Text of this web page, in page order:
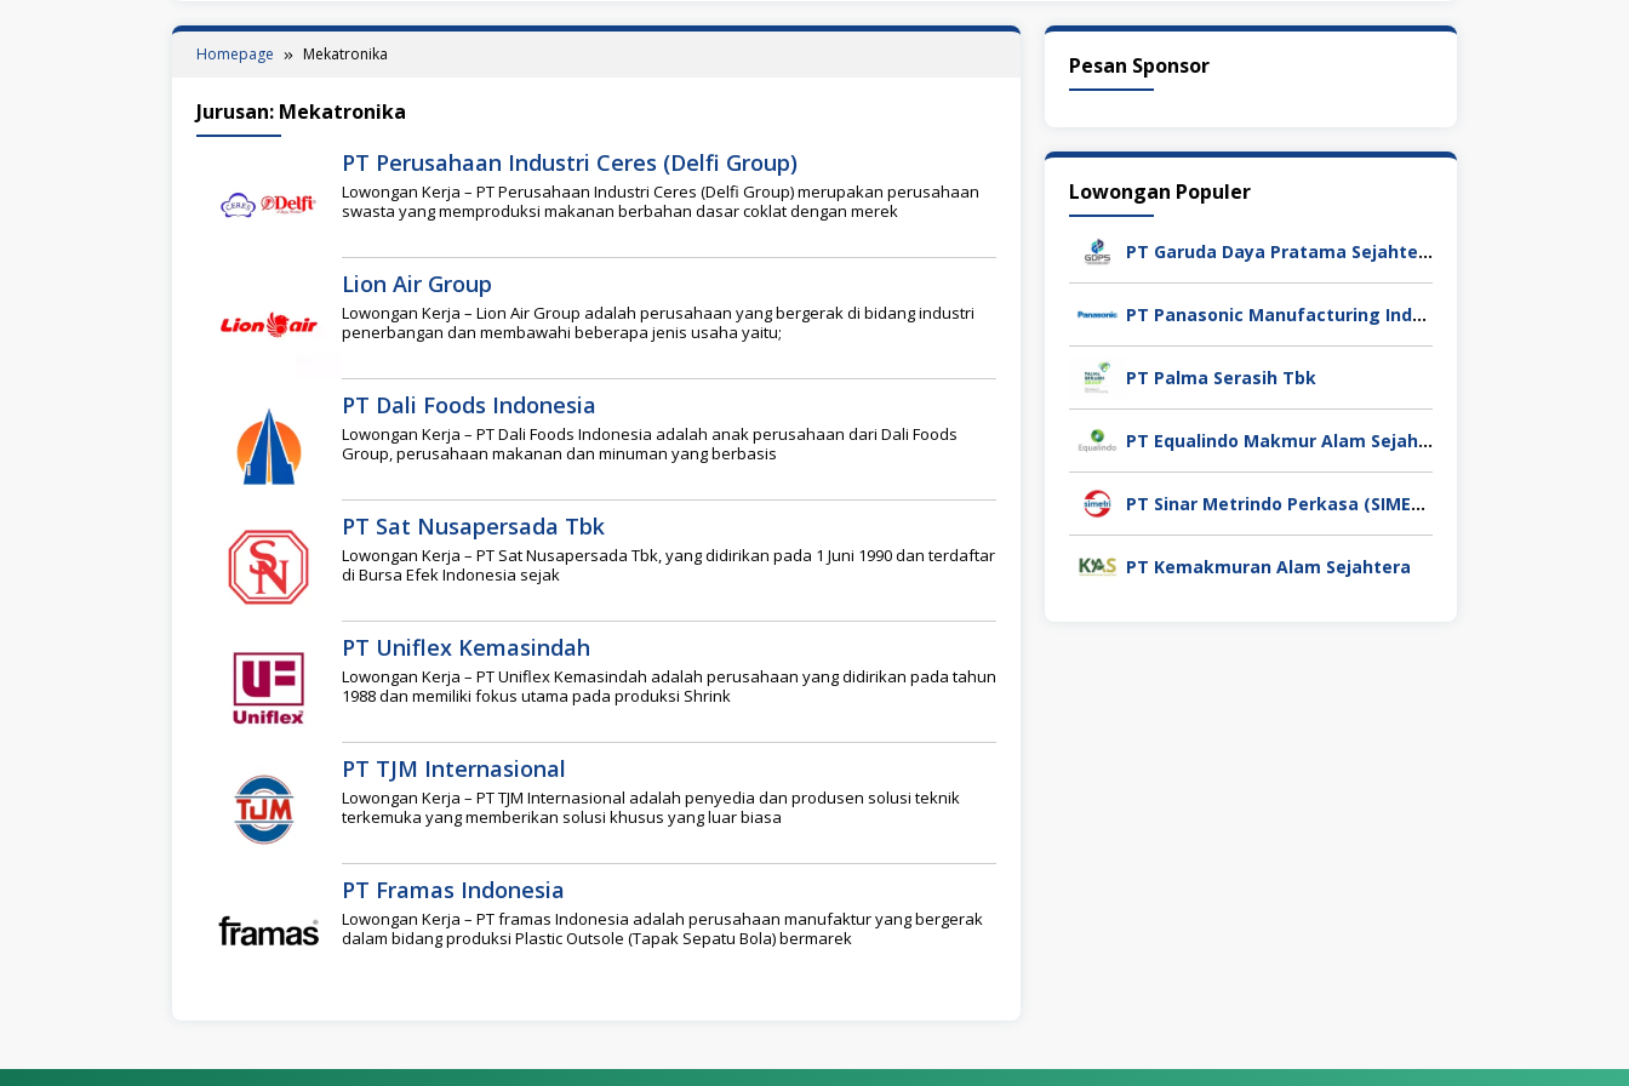
Homepage Mekatronika
Jurusan: Mekatronika
PT Perusahaan Industri Ceres (Delfi Group)
Lowongan Kerja – PT Perusahaan Industri Ceres (Delfi Group) merupakan perusahaan
swasta yang memproduksi makanan berbahan dasar coklat dengan merek
Lion Air Group
Lowongan Kerja – Lion Air Group adalah perusahaan yang bergerak di bidang industri
penerbangan dan membawahi beberapa jenis usaha yaitu;
PT Dali Foods Indonesia
Lowongan Kerja – PT Dali Foods Indonesia adalah anak perusahaan dari Dali Foods
Group, perusahaan makanan dan minuman yang berbasis
PT Sat Nusapersada Tbk
Lowongan Kerja – PT Sat Nusapersada Tbk, yang didirikan pada 1 Juni 1990 dan terdaftar
di Bursa Efek Indonesia sejak
PT Uniflex Kemasindah
Lowongan Kerja – PT Uniflex Kemasindah adalah perusahaan yang didirikan pada tahun
1988 dan memiliki fokus utama pada produksi Shrink
PT TJM Internasional
Lowongan Kerja – PT TJM Internasional adalah penyedia dan produsen solusi teknik
terkemuka yang memberikan solusi khusus yang luar biasa
PT Framas Indonesia
Lowongan Kerja – PT framas Indonesia adalah perusahaan manufaktur yang bergerak
dalam bidang produksi Plastic Outsole (Tapak Sepatu Bola) bermarek
Pesan Sponsor
Lowongan Populer
PT Garuda Daya Pratama Sejahtera
PT Panasonic Manufacturing Indonesia
PT Palma Serasih Tbk
PT Equalindo Makmur Alam Sejahtera (Equalindo Group)
PT Sinar Metrindo Perkasa (SIMETRI)
PT Kemakmuran Alam Sejahtera